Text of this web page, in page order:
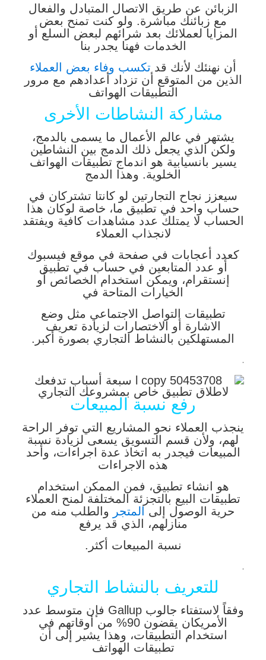
الزبائن عن طريق الاتصال المتبادل والفعال
مع زبائنك مباشرة. ولو كنت تمنح بعض
المزايا لعملائك بعد شرائهم لبعض السلع أو
الخدمات فهنا يجدر بنا
أن نهنئك لأنك قد تكسب وفاء بعض العملاء
الذين من المتوقع أن تزداد أعدادهم مع مرور
التطبيقات الهواتف
مشاركة النشاطات الأخرى
يشتهر في عالم الأعمال ما يسمى بالدمج،
ولكن الذي يجعل ذلك الدمج بين النشاطين
يسير بانسيابية هو اندماج تطبيقات الهواتف
الخلوية. وهذا الدمج
سيعزز نجاح التجارتين لو كانتا تشتركان في
حساب واحد في تطبيق ما، خاصة لوكان هذا
الحساب لا يمتلك عدد مشاهدات كافية ويفتقد
لانجذاب العملاء
كعدد أعجابات في صفحة في موقع فيسبوك
أو عدد المتابعين في حساب في تطبيق
إنستقرام، ويمكن استخدام الخصائص أو
الخيارات المتاحة في
تطبيقات التواصل الاجتماعي مثل وضع
الاشارة أو الاختصارات لزيادة تعريف
المستهلكين بالنشاط التجاري بصورة أكبر.
.
رفع نسبة المبيعات
ينجذب العملاء نحو المشاريع التي توفر الراحة
لهم، ولأن قسم التسويق يسعى لزيادة نسبة
المبيعات فيجدر به اتخاذ عدة اجراءات، وأحد
هذه الاجراءات
هو انشاء تطبيق، فمن الممكن استخدام
تطبيقات البيع بالتجزئة المختلفة لمنح العملاء
حرية الوصول إلى
المتجر
والطلب منه من
منازلهم، الذي قد يرفع
نسبة المبيعات أكثر.
.
للتعريف بالنشاط التجاري
وفقاً لاستفتاء جالوب Gallup فإن متوسط عدد
الأمريكان يقضون 90% من أوقاتهم في
استخدام التطبيقات، وهذا يشير إلى أن
تطبيقات الهواتف